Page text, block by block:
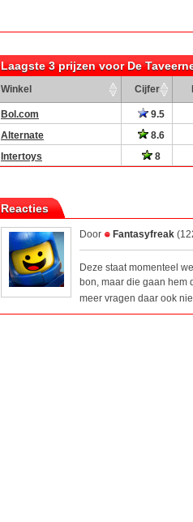
Laagste 3 prijzen voor De
Winkel Cijfer
Bol.com 9.5
Alternate
8.6
Intertoys
8
Reacties
Door Fantasyfreak
Deze staat momenteel
bon, maar die gaan hem
meer vragen daar ook